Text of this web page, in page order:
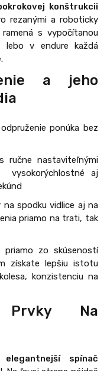
konštrukcii
rezanými a roboticky
ramená s vypočítanou
v endure každá
a jeho
odpruženie ponúka bez
ručne nastaviteľnými
vysokorýchlostné aj
spodku vidlice aj na
priamo na trati, tak
priamo zo skúseností
získate lepšiu istotu
konzistenciu na
Prvky Na
elegantnejší spínač